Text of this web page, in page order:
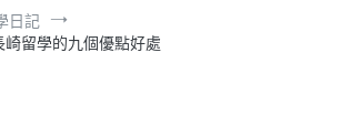
日記
崎留學的九個優點好處